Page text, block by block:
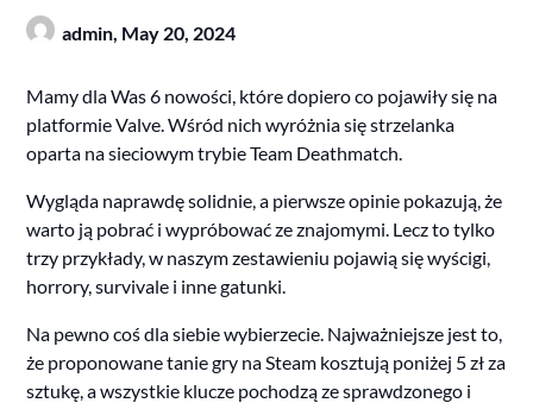
admin, May 20, 2024
Mamy dla Was 6 nowości, które dopiero co pojawiły się na
platformie Valve. Wśród nich wyróżnia się strzelanka
oparta na sieciowym trybie Team Deathmatch.
Wygląda naprawdę solidnie, a pierwsze opinie pokazują, że
warto ją pobrać i wypróbować ze znajomymi. Lecz to tylko
trzy przykłady, w naszym zestawieniu pojawią się wyścigi,
horrory, survivale i inne gatunki.
Na pewno coś dla siebie wybierzecie. Najważniejsze jest to,
że proponowane tanie gry na Steam kosztują poniżej 5 zł za
sztukę, a wszystkie klucze pochodzą ze sprawdzonego i